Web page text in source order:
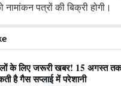
पत्रों की बिक्री होगी।
के लिए जरूरी खबर! 15 अगस्त
है गैस सप्लाई में परेशानी